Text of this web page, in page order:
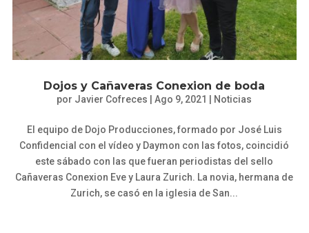
Dojos y Cañaveras Conexion de boda
por Javier Cofreces |Ago 9, 2021 Noticias
El equipo de Dojo Producciones, formado por José Luis
Confidencial con el vídeo y Daymon con las fotos, coincidió
este sábado con las que fueran periodistas del sello
Cañaveras Conexion Eve y Laura Zurich. La novia, hermana de
Zurich, se casó en la iglesia de San...